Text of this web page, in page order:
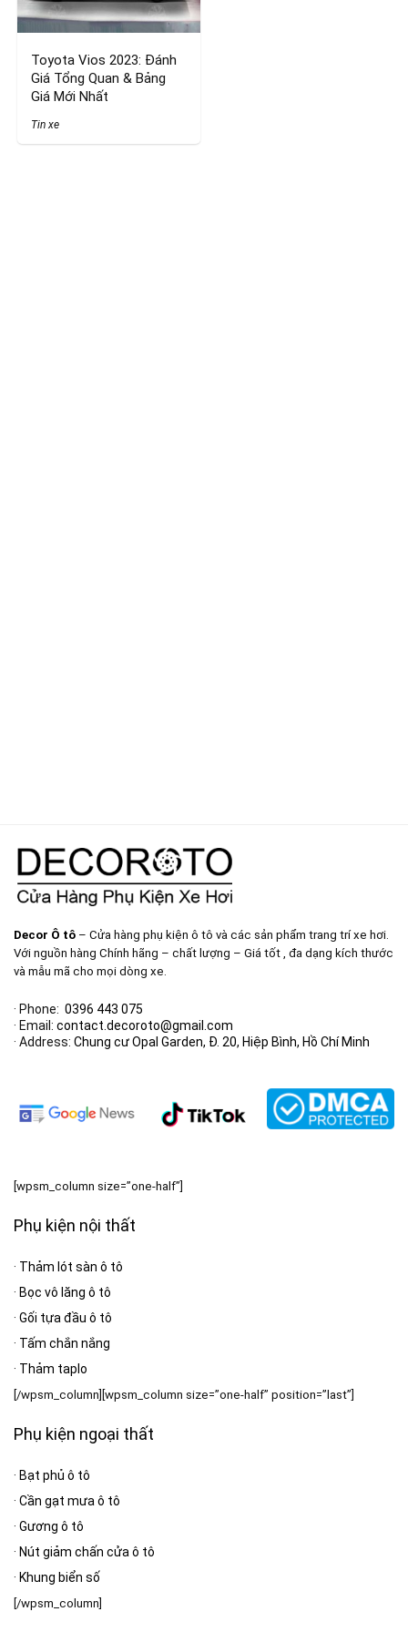
Toyota Vios 2023: Đánh
Giá Tổng Quan & Bảng
Giá Mới Nhất
Tin xe
Decor Ô tô – Cửa hàng phụ kiện ô tô và các sản phẩm trang trí xe hơi.
Với nguồn hàng Chính hãng – chất lượng – Giá tốt , đa dạng kích thước
và mẫu mã cho mọi dòng xe.
· Phone: 0396 443 075
· Email: contact.decoroto@gmail.com
· Address: Chung cư Opal Garden, Đ. 20, Hiệp Bình, Hồ Chí Minh
[wpsm_column size=”one-half”]
Phụ kiện nội thất
· Thảm lót sàn ô tô
· Bọc vô lăng ô tô
· Gối tựa đầu ô tô
· Tấm chắn nắng
· Thảm taplo
[/wpsm_column][wpsm_column size=”one-half” position=”last”]
Phụ kiện ngoại thất
· Bạt phủ ô tô
· Cần gạt mưa ô tô
· Gương ô tô
· Nút giảm chấn cửa ô tô
· Khung biển số
[/wpsm_column]